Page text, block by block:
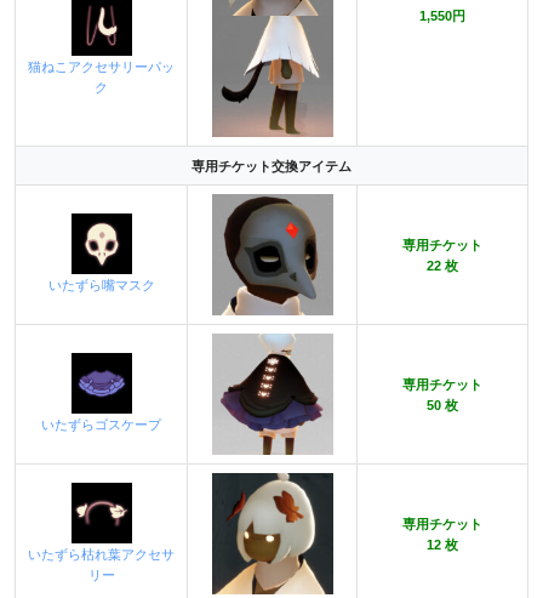
猫ねこアクセサリーパッ
ク
1,550円
専用チケット交換アイテム
いたずら嘴マスク
専用チケット
22 枚
いたずらゴスケープ
専用チケット
50 枚
いたずら枯れ葉アクセサ
リー
専用チケット
12 枚